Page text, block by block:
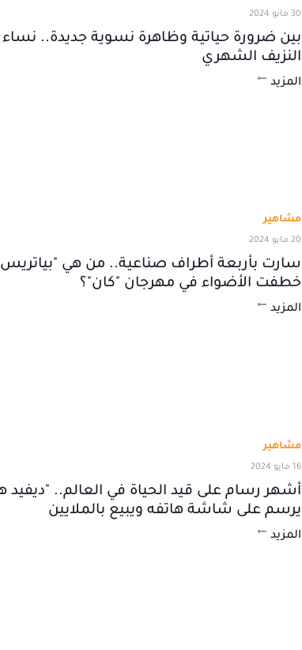
30 مايو 2024
بين ضرورة حياتية وظاهرة نسوية جديدة.. نساء
النزيف الشهري
المزيد
مشاهير
20 مايو 2024
سارت بأربعة أطراف صناعية.. من هي "بياتريس
خطفت الأضواء في مهرجان "كان"؟
المزيد
مشاهير
16 مايو 2024
أشهر رسام على قيد الحياة في العالم.. "ديفيد
يرسم على شاشة هاتفه ويبيع بالملايين
المزيد